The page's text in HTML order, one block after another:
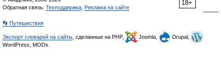
18+
Обратная связь: Техподдержка Реклама на сайте
👣 Путешествия
Экспорт словарей на сайты , сделанные на PHP, Joomla,
Drupal,
WordPress, MODx.